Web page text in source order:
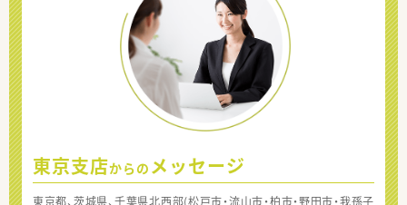
東京支店からの メッセージ